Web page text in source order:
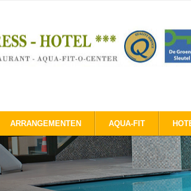
ARRANGEMENTEN AQUA-FIT